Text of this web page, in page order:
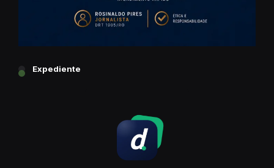
Expediente